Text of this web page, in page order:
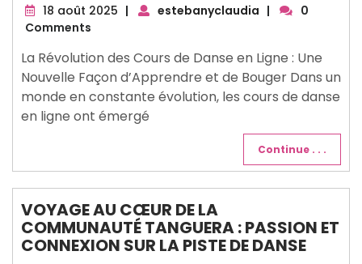
18 août 2025 18| estebanyclaudia |
0
Comments
La Révolution des Cours de Danse en Ligne : Une
Nouvelle Façon d’Apprendre et de Bouger Dans un
monde en constante évolution, les cours de danse
en ligne ont émergé
Continue . . .
VOYAGE AU CŒUR DE LA
COMMUNAUTÉ TANGUERA : PASSION ET
CONNEXION SUR LA PISTE DE DANSE